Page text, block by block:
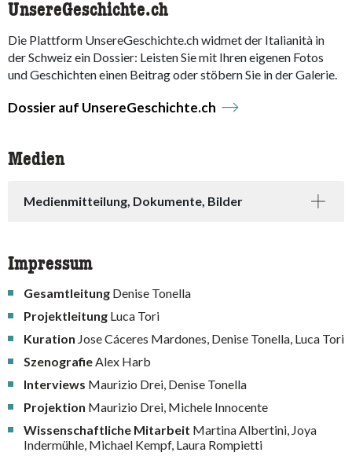
UnsereGeschichte.ch
Die Plattform UnsereGeschichte.ch widmet der Italianità in
der Schweiz ein Dossier: Leisten Sie mit Ihren eigenen Fotos
und Geschichten einen Beitrag oder stöbern Sie in der Galerie.
Dossier auf UnsereGeschichte.ch
Medien
Medienmitteilung, Dokumente, Bilder
Impressum
Gesamtleitung Denise Tonella
Projektleitung Luca Tori
Kuration Jose Cáceres Mardones, Denise Tonella, Luca Tori
SzenografieAlex Harb
Interviews Maurizio Drei, Denise Tonella
Projektion Maurizio Drei, Michele Innocente
Wissenschaftliche Mitarbeit Martina Albertini, Joya
Indermühle, Michael Kempf, Laura Rompietti